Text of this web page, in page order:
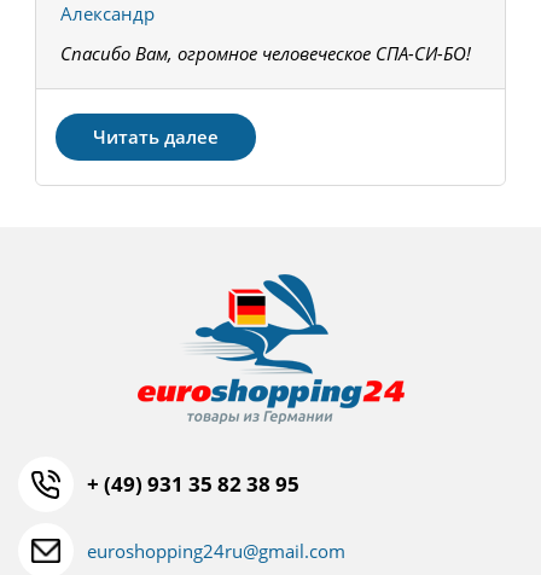
Александр
Спасибо Вам, огромное человеческое СПА-СИ-БО!
Читать далее
+ (49) 931 35 82 38 95
euroshopping24ru@gmail.com